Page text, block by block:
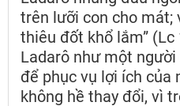
trên lưỡi con cho mát;
thiêu đốt khổ lắm” (Lc
Ladarô như một
để phục vụ lợi ích của
không hề thay đổi, vì